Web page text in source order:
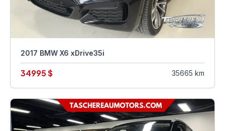
2017 BMW X6 xDrive35i
34995 $ 35665 km